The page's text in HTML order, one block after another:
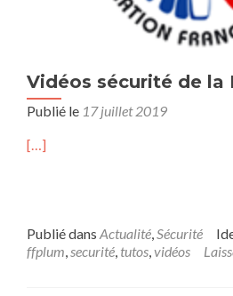
Vidéos sécurité de la
Publié le 17 juillet 2019
[…]
Publié dans Actualité,Sécurité
ffplum,securité, tutos,vidéos